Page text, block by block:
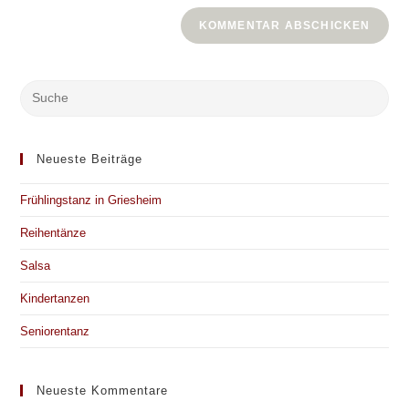
Neueste Beiträge
Frühlingstanz in Griesheim
Reihentänze
Salsa
Kindertanzen
Seniorentanz
Neueste Kommentare